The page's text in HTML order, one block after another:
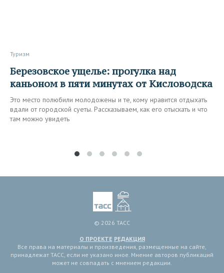
Туризм
Березовское ущелье: прогулка над
каньоном в пяти минутах от Кисловодска
Это место полюбили молодожены и те, кому нравится отдыхать
вдали от городской суеты. Рассказываем, как его отыскать и что
там можно увидеть
© 2026 ТАСС
О ПРОЕКТЕ РЕДАКЦИЯ
Все права на материалы и произведения, размещенные на сайте,
принадлежат ТАСС, если не указано иное. Мнение авторов публикаций
может не совпадать с мнением редакции.